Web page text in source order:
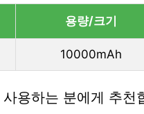
용량/크기
10000mAh
용하는 분에게 추천